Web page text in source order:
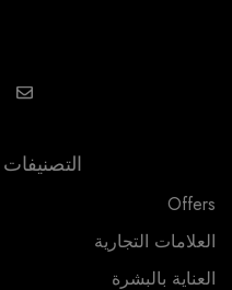
التصنيفات
Offers
العلامات التجارية
العناية بالبشرة